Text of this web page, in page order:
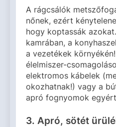
A rágcsálók
nőnek, ezért
hogy koptassák
kamrában, a
a vezetékek
élelmiszer-
elektromos kábelek
okozhatnak!) vagy a
apró fognyomok
3. Apró, sötét